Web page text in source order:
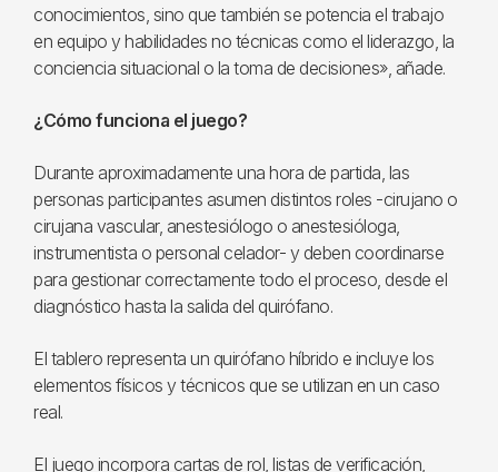
conocimientos, sino que también se potencia el trabajo
en equipo y habilidades no técnicas como el liderazgo, la
conciencia situacional o la toma de decisiones», añade.
¿Cómo funciona el juego?
Durante aproximadamente una hora de partida, las
personas participantes asumen distintos roles -cirujano o
cirujana vascular, anestesiólogo o anestesióloga,
instrumentista o personal celador- y deben coordinarse
para gestionar correctamente todo el proceso, desde el
diagnóstico hasta la salida del quirófano.
El tablero representa un quirófano híbrido e incluye los
elementos físicos y técnicos que se utilizan en un caso
real.
El juego incorpora cartas de rol, listas de verificación,